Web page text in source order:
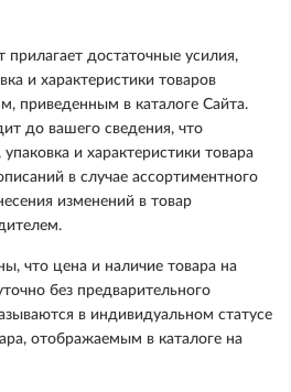
прилагает достаточные усилия,
и характеристики товаров
приведенным в каталоге Сайта.
до вашего сведения, что
и характеристики товара
в случае ассортиментного
изменений в товар
что цена и наличие товара на
без предварительного
в индивидуальном статусе
отображаемым в каталоге на